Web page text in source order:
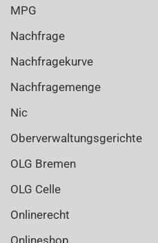
MPG
Nachfrage
Nachfragekurve
Nachfragemenge
Nic
Oberverwaltungsgerichte
OLG Bremen
OLG Celle
Onlinerecht